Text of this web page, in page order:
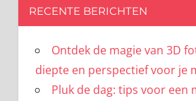
RECENTE BERICHTEN
Ontdek de magie van 3D
diepte en perspectief voor je
Pluk de dag: tips voor een